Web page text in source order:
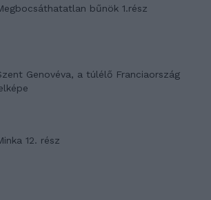
bűnök 1.rész
Genovéva, a túlélő Franciaország
12. rész